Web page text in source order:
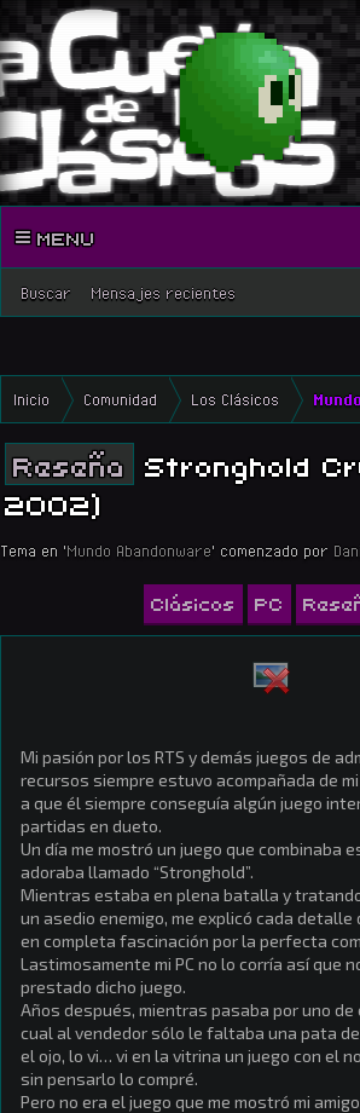
Buscar Mensajes recientes
MENU
Inicio Comunidad Los Clásicos
Reseña Stronghold
2002)
Tema en 'Mundo Abandonware' comenzado por
Clásicos PC
Mi pasión por los RTS y demás juegos de
recursos siempre estuvo acompañada de
a que él siempre conseguía algún juego
partidas en dueto.
Un día me mostró un juego que combinaba
adoraba llamado “Stronghold”.
Mientras estaba en plena batalla y
un asedio enemigo, me explicó cada detalle
en completa fascinación por la perfecta
Lastimosamente mi PC no lo corría así que
prestado dicho juego.
Años después, mientras pasaba por uno
cual al vendedor sólo le faltaba una pata
el ojo, lo vi… vi en la vitrina un juego con el
sin pensarlo lo compré.
Pero no era el juego que me mostró mi